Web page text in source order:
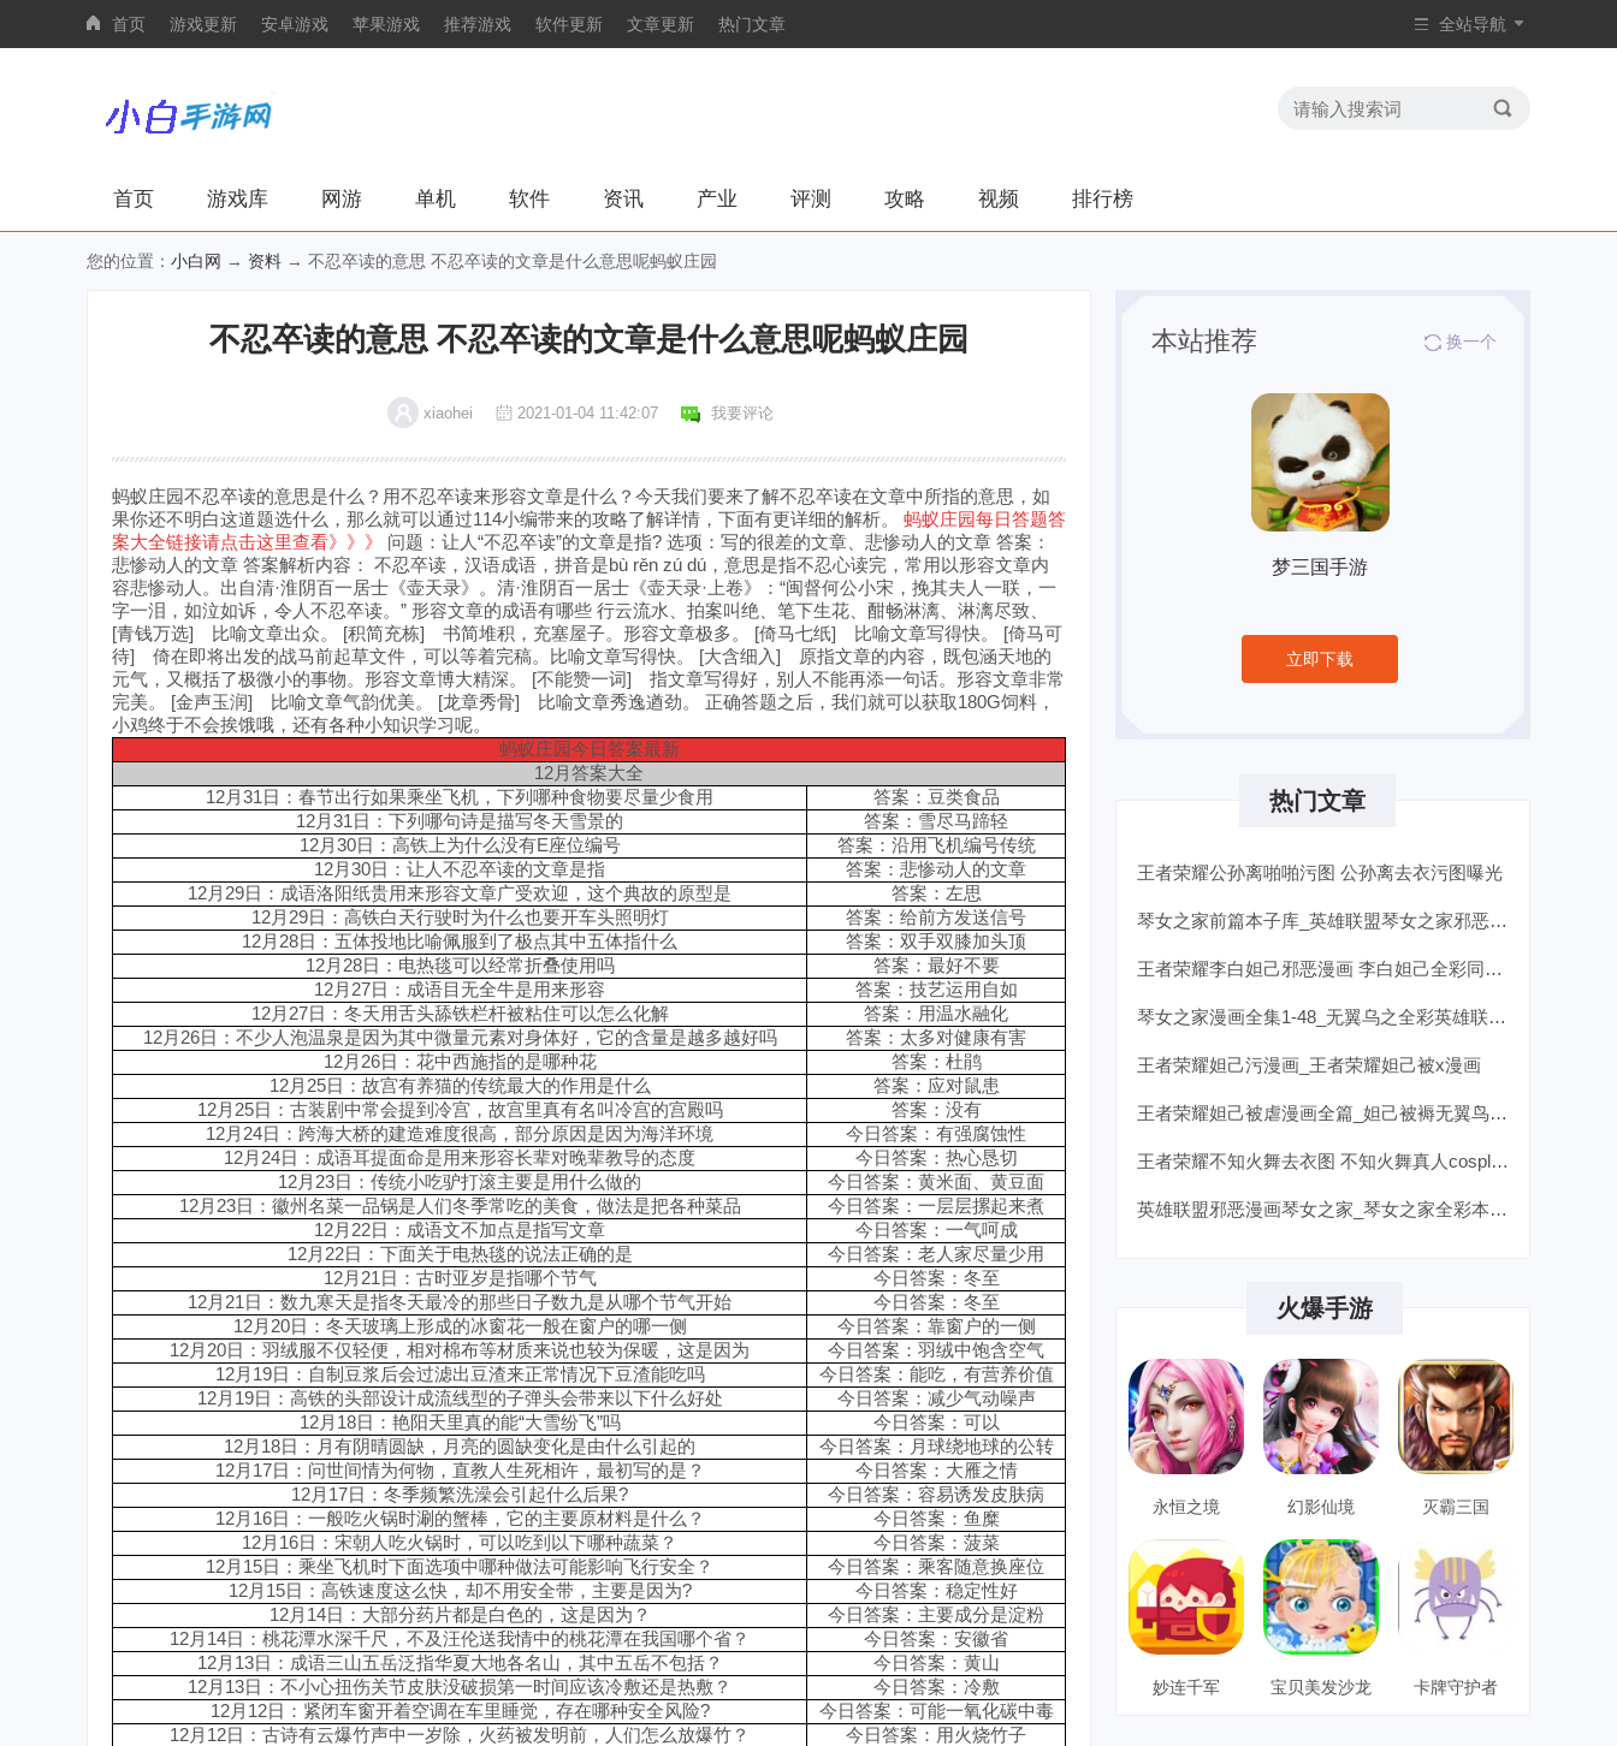
首页 游戏更新 安卓游戏 苹果游戏 推荐游戏 软件更新 文章更新 热门文章 全站导航
首页 游戏库 网游 单机 软件 资讯 产业 评测 攻略 视频 排行榜
您的位置： 小白网 → 资料 → 不忍卒读的意思 不忍卒读的文章是什么意思呢蚂蚁庄园
不忍卒读的意思 不忍卒读的文章是什么意思呢蚂蚁庄园
xiaohei 2021-01-04 11:42:07 我要评论
蚂蚁庄园不忍卒读的意思是什么？用不忍卒读来形容文章是什么？今天我们要来了解不忍卒读在文章中所指的意思，如
果你还不明白这道题选什么，那么就可以通过114小编带来的攻略了解详情，下面有更详细的解析。 蚂蚁庄园每日答题答
案大全链接请点击这里查看》》》
问题：让人“不忍卒读”的文章是指? 选项：写的很差的文章、悲惨动人的文章 答案：
悲惨动人的文章 答案解析内容： 不忍卒读，汉语成语，拼音是bù rěn zú dú，意思是指不忍心读完，常用以形容文章内
容悲惨动人。出自清·淮阴百一居士《壶天录》。清·淮阴百一居士《壶天录·上卷》：“闽督何公小宋，挽其夫人一联，一
字一泪，如泣如诉，令人不忍卒读。” 形容文章的成语有哪些 行云流水、拍案叫绝、笔下生花、酣畅淋漓、淋漓尽致、
[青钱万选] 比喻文章出众。 [积简充栋] 书简堆积，充塞屋子。形容文章极多。 [倚马七纸] 比喻文章写得快。 [倚马可
待] 倚在即将出发的战马前起草文件，可以等着完稿。比喻文章写得快。 [大含细入] 原指文章的内容，既包涵天地的
元气，又概括了极微小的事物。形容文章博大精深。 [不能赞一词] 指文章写得好，别人不能再添一句话。形容文章非常
完美。 [金声玉润] 比喻文章气韵优美。 [龙章秀骨] 比喻文章秀逸遒劲。 正确答题之后，我们就可以获取180G饲料，
小鸡终于不会挨饿哦，还有各种小知识学习呢。
蚂蚁庄园今日答案最新
12月答案大全
12月31日： 春节出行如果乘坐飞机，下列哪种食物要尽量少食用 答案： 豆类食品
12月31日： 下列哪句诗是描写冬天雪景的
答案：雪尽马蹄轻
12月30日： 高铁上为什么没有E座位编号
答案：沿用飞机编号传统
12月30日： 让人不忍卒读的文章是指
答案：悲惨动人的文章
12月29日： 成语洛阳纸贵用来形容文章广受欢迎，这个典故的原型是 答案： 左思
12月29日： 高铁白天行驶时为什么也要开车头照明灯
答案：给前方发送信号
12月28日： 五体投地比喻佩服到了极点其中五体指什么 答案： 双手双膝加头顶
12月28日： 电热毯可以经常折叠使用吗
答案：最好不要
12月27日： 成语目无全牛是用来形容
答案：技艺运用自如
12月27日： 冬天用舌头舔铁栏杆被粘住可以怎么化解
答案：用温水融化
12月26日： 不少人泡温泉是因为其中微量元素对身体好，它的含量是越多越好吗 答案： 太多对健康有害
12月26日： 花中西施指的是哪种花 答案： 杜鹃
12月25日： 故宫有养猫的传统最大的作用是什么
答案：应对鼠患
12月25日： 古装剧中常会提到冷宫，故宫里真有名叫冷宫的宫殿吗
答案：没有
12月24日： 跨海大桥的建造难度很高，部分原因是因为海洋环境 今日答案： 有强腐蚀性
12月24日： 成语耳提面命是用来形容长辈对晚辈教导的态度
今日答案：热心恳切
12月23日： 传统小吃驴打滚主要是用什么做的
今日答案：黄米面、黄豆面
12月23日： 徽州名菜一品锅是人们冬季常吃的美食，做法是把各种菜品
今日答案：一层层摞起来煮
12月22日： 成语文不加点是指写文章
今日答案：一气呵成
12月22日： 下面关于电热毯的说法正确的是
今日答案：老人家尽量少用
12月21日： 古时亚岁是指哪个节气 今日答案： 冬至
12月21日： 数九寒天是指冬天最冷的那些日子数九是从哪个节气开始 今日答案： 冬至
12月20日： 冬天玻璃上形成的冰窗花一般在窗户的哪一侧
今日答案：靠窗户的一侧
12月20日：羽绒服不仅轻便，相对棉布等材质来说也较为保暖，这是因为
今日答案： 羽绒中饱含空气
12月19日： 自制豆浆后会过滤出豆渣来正常情况下豆渣能吃吗
今日答案：能吃，有营养价值
12月19日： 高铁的头部设计成流线型的子弹头会带来以下什么好处
今日答案：减少气动噪声
12月18日： 艳阳天里真的能“大雪纷飞”吗 今日答案： 可以
12月18日： 月有阴晴圆缺，月亮的圆缺变化是由什么引起的
今日答案：月球绕地球的公转
12月17日：问世间情为何物，直教人生死相许，最初写的是？
今日答案：大雁之情
12月17日：冬季频繁洗澡会引起什么后果?
今日答案：容易诱发皮肤病
12月16日：一般吃火锅时涮的蟹棒，它的主要原材料是什么？
今日答案：鱼糜
12月16日：宋朝人吃火锅时，可以吃到以下哪种蔬菜？
今日答案：菠菜
12月15日：乘坐飞机时下面选项中哪种做法可能影响飞行安全？
今日答案：乘客随意换座位
12月15日：高铁速度这么快，却不用安全带，主要是因为?
今日答案：稳定性好
12月14日：大部分药片都是白色的，这是因为？
今日答案：主要成分是淀粉
12月14日：桃花潭水深千尺，不及汪伦送我情中的桃花潭在我国哪个省？
今日答案：安徽省
12月13日：成语三山五岳泛指华夏大地各名山，其中五岳不包括？
今日答案：黄山
12月13日：不小心扭伤关节皮肤没破损第一时间应该冷敷还是热敷？
今日答案：冷敷
12月12日：紧闭车窗开着空调在车里睡觉，存在哪种安全风险?
今日答案：可能一氧化碳中毒
12月12日：古诗有云爆竹声中一岁除，火药被发明前，人们怎么放爆竹？
今日答案：用火烧竹子
本站推荐 换一个
梦三国手游
立即下载
热门文章
王者荣耀公孙离啪啪污图 公孙离去衣污图曝光
琴女之家前篇本子库_英雄联盟琴女之家邪恶全彩本子
王者荣耀李白妲己邪恶漫画 李白妲己全彩同人漫画
琴女之家漫画全集1-48_无翼乌之全彩英雄联盟琴女
王者荣耀妲己污漫画_王者荣耀妲己被x漫画
王者荣耀妲己被虐漫画全篇_妲己被褥无翼鸟漫画详情
王者荣耀不知火舞去衣图 不知火舞真人cosplay邪恶图
英雄联盟邪恶漫画琴女之家_琴女之家全彩本子邪恶漫画
火爆手游
永恒之境 幻影仙境 灭霸三国
妙连千军 宝贝美发沙龙 卡牌守护者